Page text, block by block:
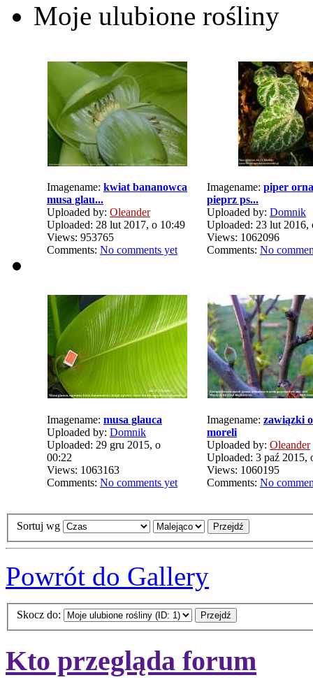
Moje ulubione rośliny
Imagename: kwiat bananowca
musa glau...
Uploaded by: Oleander
Uploaded: 28 lut 2017, o 10:49
Views: 953765
Comments: No comments yet
Imagename: piper
pieprz ps...
Uploaded by: Domnik
Uploaded: 23 lut 2016,
Views: 1062096
Comments: No
Imagename: musa glauca
Uploaded by: Domnik
Uploaded: 29 gru 2015, o
00:22
Views: 1063163
Comments: No comments yet
Imagename: zawiązki
moreli
Uploaded by: Oleander
Uploaded: 3 paź 2015,
Views: 1060195
Comments: No
Sortuj wg
Powrót do Gallery
Skocz do:
Kto przegląda forum